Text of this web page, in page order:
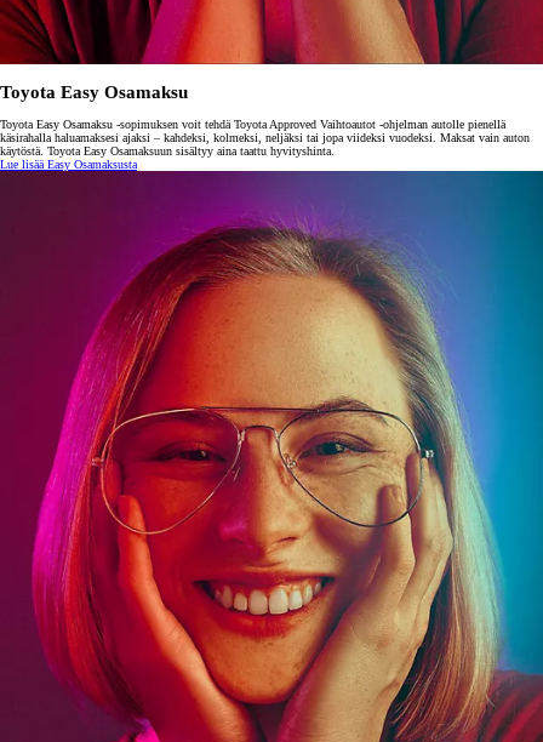
Toyota Easy Osamaksu
Toyota Easy Osamaksu -sopimuksen voit tehdä Toyota Approved Vaihtoautot -ohjelman autolle pienellä
käsirahalla haluamaksesi ajaksi – kahdeksi, kolmeksi, neljäksi tai jopa viideksi vuodeksi. Maksat vain auton
käytöstä. Toyota Easy Osamaksuun sisältyy aina taattu hyvityshinta.
Lue lisää Easy Osamaksusta